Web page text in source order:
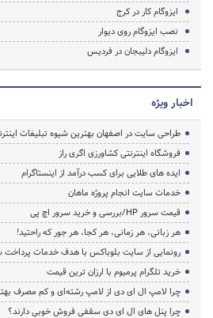
ایزوگام کار در کرج
نصب ایزوگام روی دیوار
ایزوگام دلیبجان در فردیس
اخبار ویژه
طراحی سایت در اصفهان بهترین شیوه تبلیغات
فروشگاه اینترنتی کشاورزی اگری راز
ایده های طلایی برای کسب درآمد از اینستاگرام
خدمات سایت انجام پروژه ماهان
قیمت سرور HP/بررسی و خرید سرور اچ پی
هر زبانی، هر زمانی، هر کجا، هر جور که راحتید!
رونمایی از سایت بلوباکس با هدف خدمات پرداخت
خرید تلگرام پرمیوم با ارزان ترین قیمت
چرا لامپ ال ای دی از لامپ رشته‌ای و کم مصرف
چرا پنل های ال ای دی سقفی فروش خوبی دارند؟